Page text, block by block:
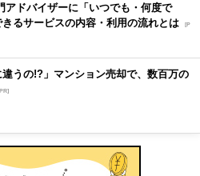
アドバイザーに「いつでも・何度で
きるサービスの内容・利用の流れとは [P
違うの!?」マンション売却で、数百万の